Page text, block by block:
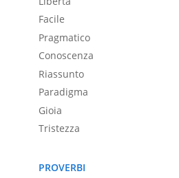
Facile
Pragmatico
Conoscenza
Riassunto
Paradigma
Gioia
Tristezza
PROVERBI